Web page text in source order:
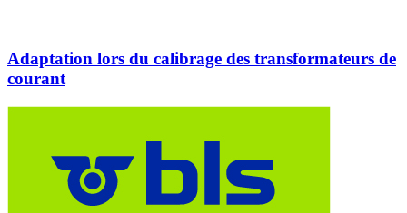
Adaptation lors du calibrage des transformateurs de
courant